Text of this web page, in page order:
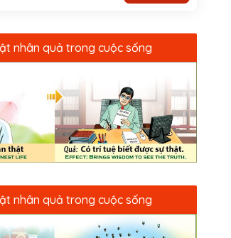
nhân quả trong cuộc sống
nhân quả trong cuộc sống